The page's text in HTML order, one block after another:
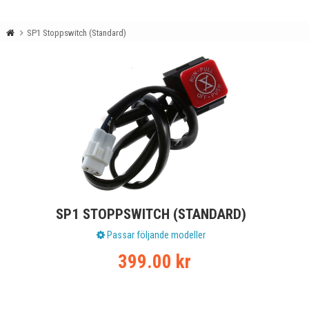
SP1 Stoppswitch (Standard)
SP1 STOPPSWITCH (STANDARD)
Passar följande modeller
399.00 kr